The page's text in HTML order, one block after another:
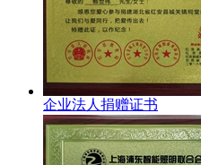
企业法人捐赠证书